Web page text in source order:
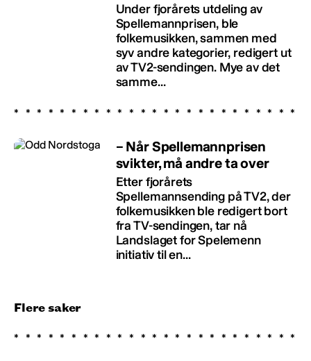
Under fjorårets utdeling av
Spellemannprisen, ble
folkemusikken, sammen med
syv andre kategorier, redigert ut
av TV2-sendingen. Mye av det
samme...
– Når Spellemannprisen
svikter, må andre ta over
Etter fjorårets
Spellemannsending på TV2, der
folkemusikken ble redigert bort
fra TV-sendingen, tar nå
Landslaget for Spelemenn
initiativ til en...
Flere saker